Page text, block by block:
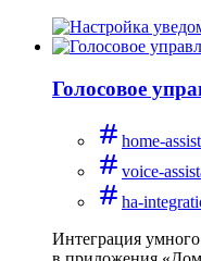
Голосовое
home-
voice-
ha-
Интеграция